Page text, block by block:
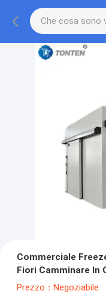
Commerciale
Fiori Camminare
Prezzo：Negoziabile